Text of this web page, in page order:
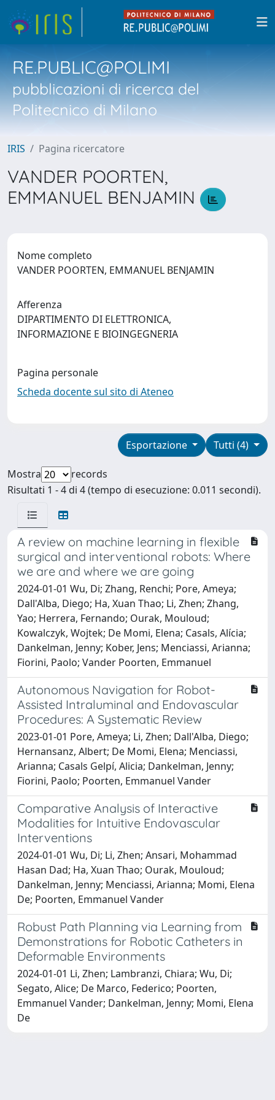
RE.PUBLIC@POLIMI
pubblicazioni di ricerca del
Politecnico di Milano
IRIS Pagina ricercatore
VANDER POORTEN,
EMMANUEL BENJAMIN
Nome completo
VANDER POORTEN, EMMANUEL BENJAMIN
Afferenza
DIPARTIMENTO DI ELETTRONICA,
INFORMAZIONE E BIOINGEGNERIA
Pagina personale
Scheda docente sul sito di Ateneo
Tutti (4)
Esportazione
Mostra
records
Risultati 1 - 4 di 4 (tempo di esecuzione: 0.011 secondi).
A review on machine learning in flexible
surgical and interventional robots: Where
we are and where we are going
2024-01-01 Wu, Di; Zhang, Renchi; Pore, Ameya;
Dall'Alba, Diego; Ha, Xuan Thao; Li, Zhen; Zhang,
Yao; Herrera, Fernando; Ourak, Mouloud;
Kowalczyk, Wojtek; De Momi, Elena; Casals, Alícia;
Dankelman, Jenny; Kober, Jens; Menciassi, Arianna;
Fiorini, Paolo; Vander Poorten, Emmanuel
Autonomous Navigation for Robot-
Assisted Intraluminal and Endovascular
Procedures: A Systematic Review
2023-01-01 Pore, Ameya; Li, Zhen; Dall'Alba, Diego;
Hernansanz, Albert; De Momi, Elena; Menciassi,
Arianna; Casals Gelpí, Alicia; Dankelman, Jenny;
Fiorini, Paolo; Poorten, Emmanuel Vander
Comparative Analysis of Interactive
Modalities for Intuitive Endovascular
Interventions
2024-01-01 Wu, Di; Li, Zhen; Ansari, Mohammad
Hasan Dad; Ha, Xuan Thao; Ourak, Mouloud;
Dankelman, Jenny; Menciassi, Arianna; Momi, Elena
De; Poorten, Emmanuel Vander
Robust Path Planning via Learning from
Demonstrations for Robotic Catheters in
Deformable Environments
2024-01-01 Li, Zhen; Lambranzi, Chiara; Wu, Di;
Segato, Alice; De Marco, Federico; Poorten,
Emmanuel Vander; Dankelman, Jenny; Momi, Elena
De